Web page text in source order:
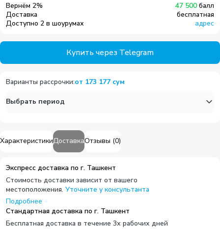
ХарактеристикиДоставкаОтзывы (0)
Экспресс доставка по г. Ташкент
Стоимость доставки зависит от вашего
местоположения. Уточните у консультанта
Подробнее
Стандартная доставка по г. Ташкент
Бесплатная доставка в течение 3х рабочих дней
Вернём 2% 47 500 балл
Доставка
бесплатная
Доступно 2 в шоурумах
адрес
Купить через Telegram
Варианты рассрочки:от 173 177 сум
Выбрать период